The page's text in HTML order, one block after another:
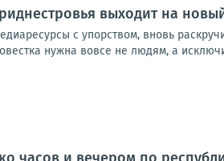
выходит на
с упорством, вновь
нужна вовсе не людям, а